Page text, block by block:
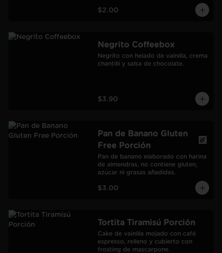
$2.00
Negrito Coffeebox
Negrito con helado de vainilla, crema
chantillí y salsa de chocolate.
$3.90
Pan de Banano Gluten
Free Porción
Pan de banano elaborado con harina
de almendras, no contiene gluten,
azúcar ni grasas añadidas.
$3.00
Tortita Tiramisú Porción
Cake de vainilla mojado con café
espresso, relleno y cubierto con
frosting de mascarpone.